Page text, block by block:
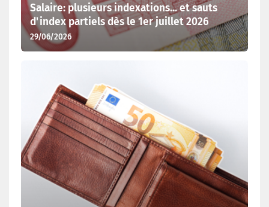
Salaire: plusieurs indexations... et sauts
d'index partiels dès le 1er juillet 2026
29/06/2026